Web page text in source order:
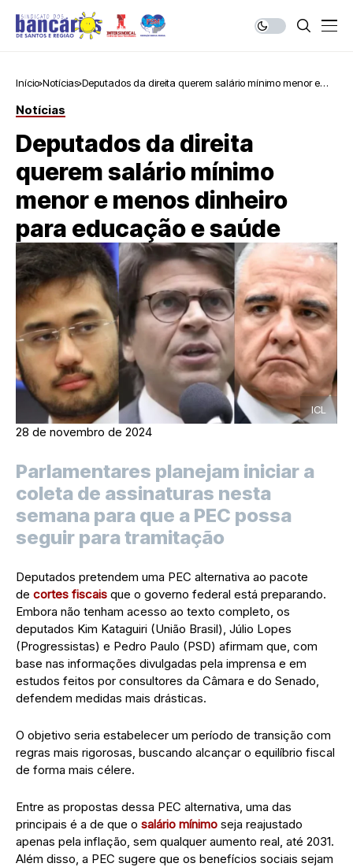
Início Notícias Deputados da direita querem salário mínimo menor e
Notícias
Deputados da direita
querem salário mínimo
menor e menos dinheiro
para educação e saúde
ICL
28 de novembro de 2024
Parlamentares planejam iniciar a
coleta de assinaturas nesta
semana para que a PEC possa
seguir para tramitação
Deputados pretendem uma PEC alternativa ao pacote
de cortes fiscais que o governo federal está preparando.
Embora não tenham acesso ao texto completo, os
deputados Kim Kataguiri (União Brasil), Júlio Lopes
(Progressistas) e Pedro Paulo (PSD) afirmam que, com
base nas informações divulgadas pela imprensa e em
estudos feitos por consultores da Câmara e do Senado,
defendem medidas mais drásticas.
O objetivo seria estabelecer um período de transição com
regras mais rigorosas, buscando alcançar o equilíbrio fiscal
de forma mais célere.
Entre as propostas dessa PEC alternativa, uma das
principais é a de que o salário mínimo seja reajustado
apenas pela inflação, sem qualquer aumento real, até 2031.
Além disso, a PEC sugere que os benefícios sociais sejam